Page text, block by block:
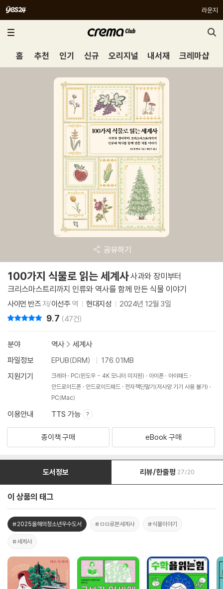
라운지
홈 추천 인기 신규 오리지널 내서재 크레마샵
공유하기
100가지 식물로 읽는 세계사사과와 장미부터
크리스마스트리까지 인류와 역사를 함께 만든 식물 이야기
사이먼 반즈저/이선주역 현대지성 2024년 12월 3일
9.7 (47건)
분야 역사> 세계사
파일정보
EPUB(DRM)
176.01MB
지원기기
크레마 PC(윈도우 - 4K 모니터 미지원) 아이폰
아이패드
안드로이드폰
안드로이드패드
전자책단말기(저사양 기기 사용 불가)
PC(Mac)
이용안내 TTS 가능
종이책 구매 eBook 구매
도서정보 리뷰/한줄평 27/20
이 상품의 태그
#2025올해의청소년우수도서 #ㅁㅁ로본세계사 #식물이야기
#세계사